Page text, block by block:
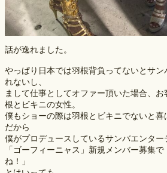
話が逸れました。
やっぱり日本では羽根背負ってないとサン
れないし、
まして仕事としてオファー頂いた場合、
根とビキニの女性。
僕もショーの際は羽根とビキニでないと喜
だから
僕がプロデュースしているサンバエンタ
「ゴーフィーニャス」新規メンバー募集
ね！」